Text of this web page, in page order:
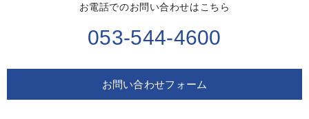
お電話でのお問い合わせはこちら
053-544-4600
お問い合わせフォーム